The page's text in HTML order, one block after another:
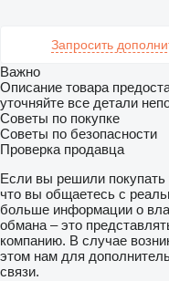
Запросить
Важно
Описание товара
уточняйте все детали
Советы по покупке
Советы по безопасности
Проверка продавца
Если вы решили покупать
что вы общаетесь с
больше информации о
обмана – это
компанию. В случае
этом нам для
связи.